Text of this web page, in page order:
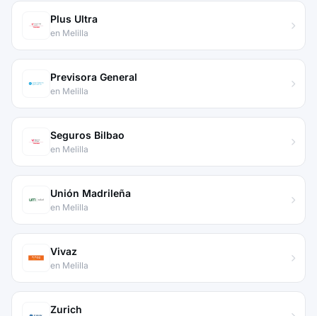
Plus Ultra
en Melilla
Previsora General
en Melilla
Seguros Bilbao
en Melilla
Unión Madrileña
en Melilla
Vivaz
en Melilla
Zurich